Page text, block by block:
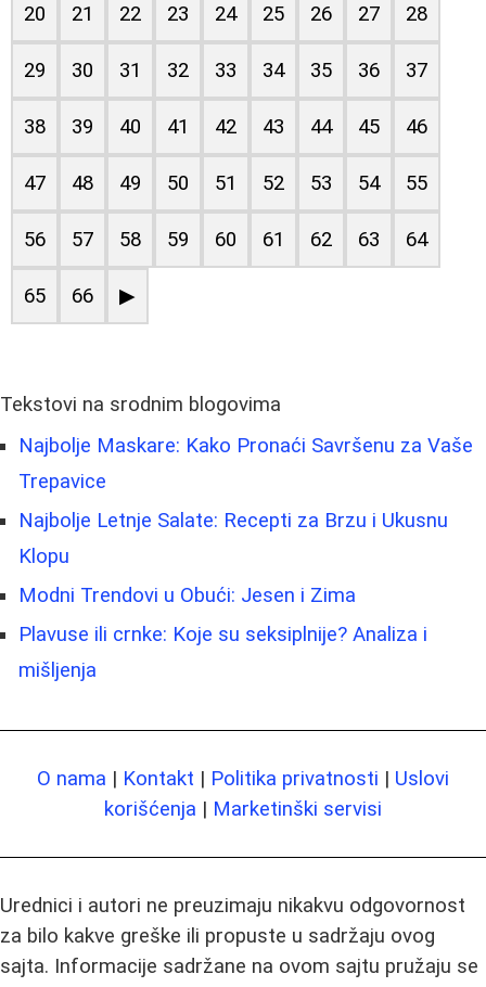
20 21 22 23 24 25 26 27 28
29 30 31 32 33 34 35 36 37
38 39 40 41 42 43 44 45 46
47 48 49 50 51 52 53 54 55
56 57 58 59 60 61 62 63 64
65 66 ▶
Tekstovi na srodnim blogovima
Najbolje Maskare: Kako Pronaći Savršenu za Vaše
Trepavice
Najbolje Letnje Salate: Recepti za Brzu i Ukusnu
Klopu
Modni Trendovi u Obući: Jesen i Zima
Plavuse ili crnke: Koje su seksiplnije? Analiza i
mišljenja
O nama | Kontakt | Politika privatnosti | Uslovi
korišćenja | Marketinški servisi
Urednici i autori ne preuzimaju nikakvu odgovornost
za bilo kakve greške ili propuste u sadržaju ovog
sajta. Informacije sadržane na ovom sajtu pružaju se